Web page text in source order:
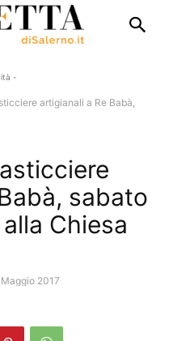
-
artigianali a Re Babà,
sabato
Chiesa
2017